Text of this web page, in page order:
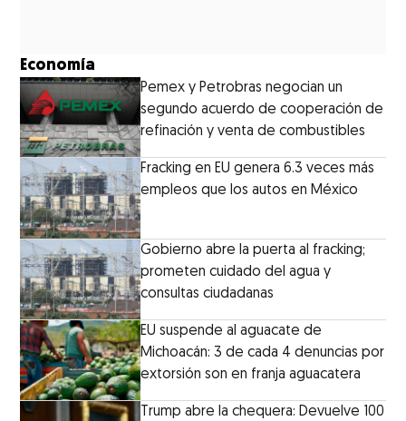
Economía
Pemex y Petrobras negocian un
segundo acuerdo de cooperación de
refinación y venta de combustibles
Fracking en EU genera 6.3 veces más
empleos que los autos en México
Gobierno abre la puerta al fracking;
prometen cuidado del agua y
consultas ciudadanas
EU suspende al aguacate de
Michoacán: 3 de cada 4 denuncias por
extorsión son en franja aguacatera
Trump abre la chequera: Devuelve 100